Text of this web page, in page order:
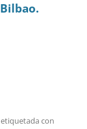
con